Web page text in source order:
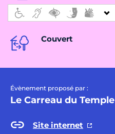
Couvert
Évènement proposé par :
Le Carreau du Temple
Site internet